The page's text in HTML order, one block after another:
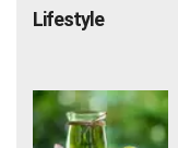
Lifestyle